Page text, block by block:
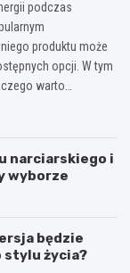
podczas
produktu może
opcji. W tym
warto…
narciarskiego i
wyborze
będzie
stylu życia?